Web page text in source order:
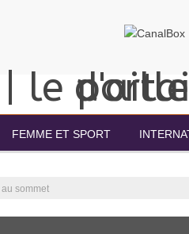
FEMME ET SPORT
au sommet